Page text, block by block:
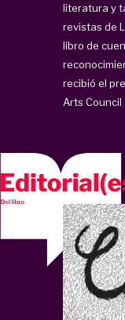
literatura y
revistas de
libro de
recibió el
Arts Council